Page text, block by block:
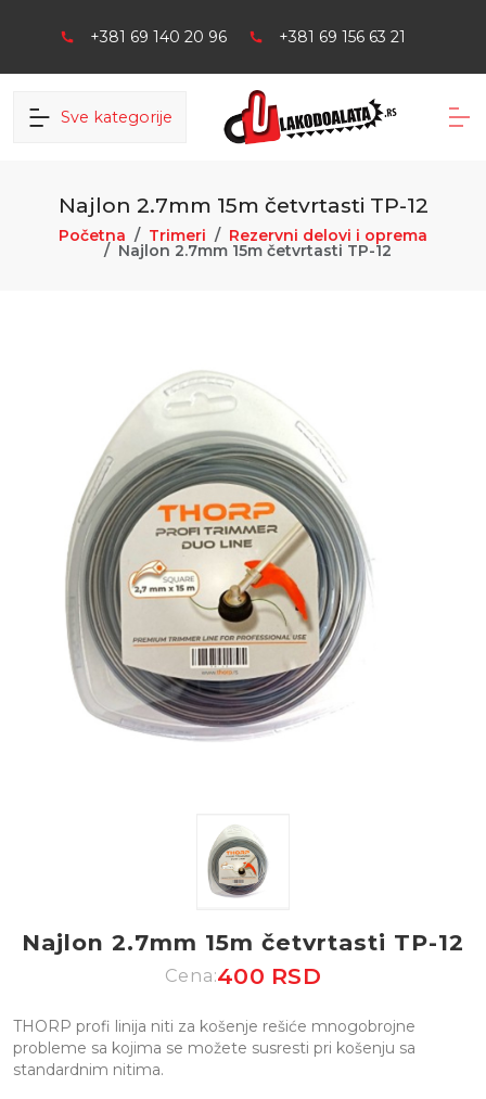
+381 69 140 20 96 +381 69 156 63 21
Sve kategorije
Najlon 2.7mm 15m četvrtasti TP-12
Početna Trimeri Rezervni delovi i oprema
Najlon 2.7mm 15m četvrtasti TP-12
Najlon 2.7mm 15m četvrtasti TP-12
Cena:400 RSD
THORP profi linija niti za košenje rešiće mnogobrojne
probleme sa kojima se možete susresti pri košenju sa
standardnim nitima.